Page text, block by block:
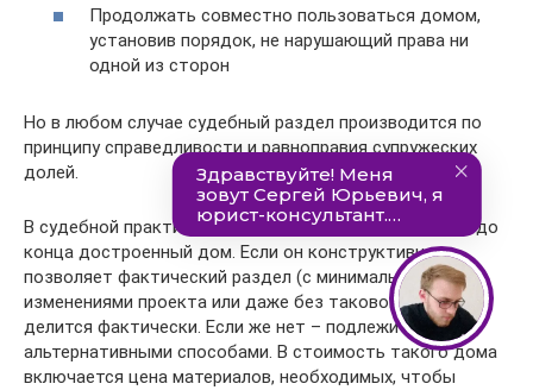
Продолжать совместно пользоваться домом,
установив порядок, не нарушающий права ни
одной из сторон
Но в любом случае судебный раздел производится по
принципу справедливости и равноправия супружеских
долей.
В судебной практике бывают случаи, когда делят не до
конца достроенный дом. Если он конструктивно
позволяет фактический раздел (с минимальными
изменениями проекта или даже без такового), то
делится фактически. Если же нет – подлежит разделу
альтернативными способами. В стоимость такого дома
включается цена материалов, необходимых, чтобы